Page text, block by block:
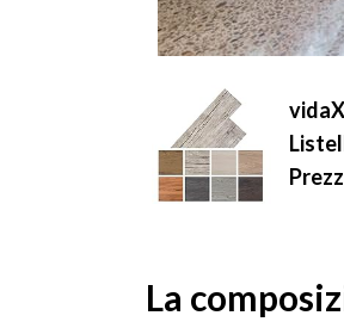
La